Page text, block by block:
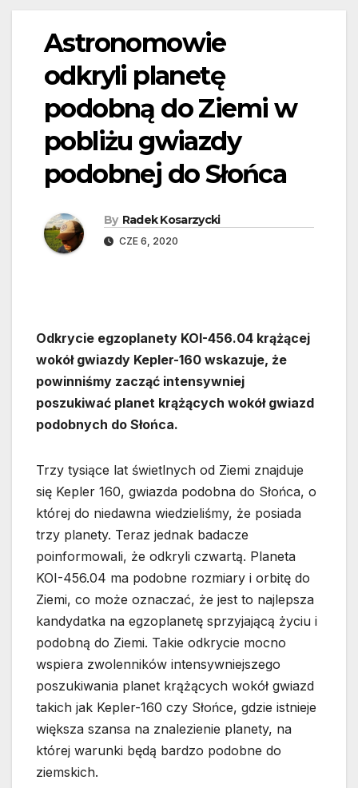
Astronomowie
odkryli planetę
podobną do Ziemi w
pobliżu gwiazdy
podobnej do Słońca
By Radek Kosarzycki
CZE 6, 2020
Odkrycie egzoplanety KOI-456.04 krążącej
wokół gwiazdy Kepler-160 wskazuje, że
powinniśmy zacząć intensywniej
poszukiwać planet krążących wokół gwiazd
podobnych do Słońca.
Trzy tysiące lat świetlnych od Ziemi znajduje
się Kepler 160, gwiazda podobna do Słońca, o
której do niedawna wiedzieliśmy, że posiada
trzy planety. Teraz jednak badacze
poinformowali, że odkryli czwartą. Planeta
KOI-456.04 ma podobne rozmiary i orbitę do
Ziemi, co może oznaczać, że jest to najlepsza
kandydatka na egzoplanetę sprzyjającą życiu i
podobną do Ziemi. Takie odkrycie mocno
wspiera zwolenników intensywniejszego
poszukiwania planet krążących wokół gwiazd
takich jak Kepler-160 czy Słońce, gdzie istnieje
większa szansa na znalezienie planety, na
której warunki będą bardzo podobne do
ziemskich.